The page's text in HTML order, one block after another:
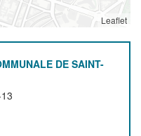
Leaflet
DE SAINT-